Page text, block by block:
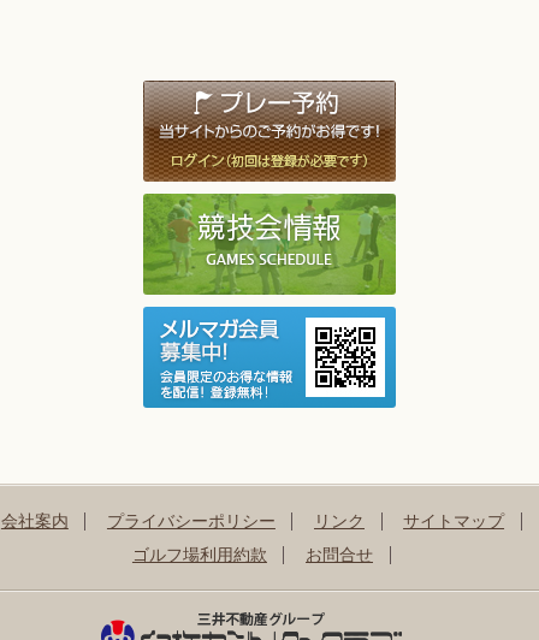
会社案内 プライバシーポリシー リンク
サイトマップ
ゴルフ場利用約款
お問合せ